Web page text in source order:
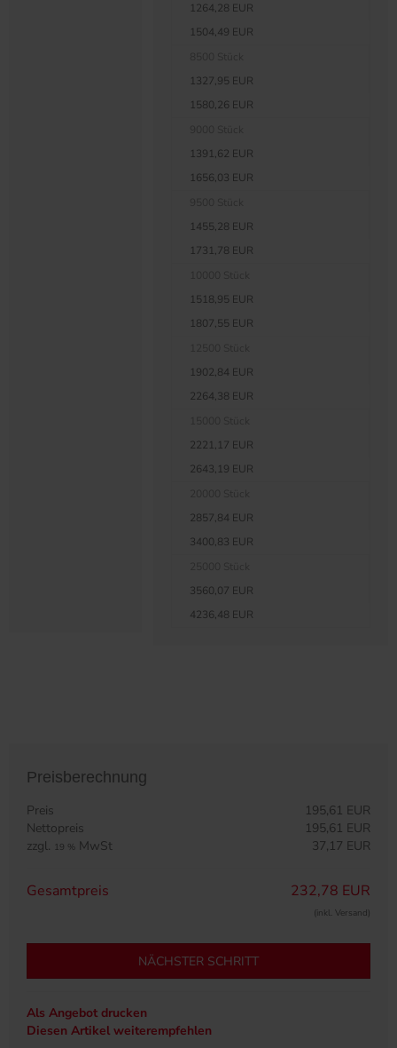
1264,28 EUR
1504,49 EUR
1327,95 EUR
1580,26 EUR
1391,62 EUR
1656,03 EUR
1455,28 EUR
1731,78 EUR
1518,95 EUR
1807,55 EUR
1902,84 EUR
2264,38 EUR
2221,17 EUR
2643,19 EUR
2857,84 EUR
3400,83 EUR
3560,07 EUR
4236,48 EUR
Preisberechnung
Preis
195,61 EUR
Nettopreis
195,61 EUR
zzgl. 19 % MwSt 37,17 EUR
Gesamtpreis 232,78 EUR
(inkl. Versand)
NÄCHSTER SCHRITT
Als Angebot drucken
Diesen Artikel weiterempfehlen